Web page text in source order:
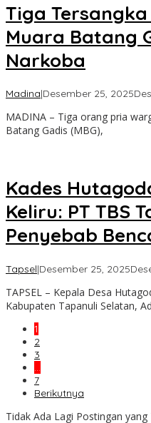
Tiga
Muara Batang
Narkoba
Madina|Desember 25, 2025
MADINA – Tiga orang pria
Batang Gadis (MBG),
Kades
Keliru: PT TBS
Penyebab
Tapsel|Desember 25, 2025
TAPSEL – Kepala Desa
Kabupaten Tapanuli Selatan,
1
2
3
…
7
Berikutnya
Tidak Ada Lagi Postingan yang